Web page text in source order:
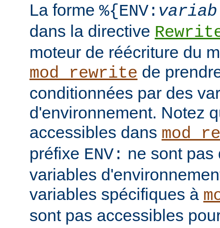
La forme %{ENV:
dans la directive
moteur de réécriture du
mod_rewrite de
conditionnées par des
d'environnement. Notez
accessibles dans
préfixe ENV: ne sont pas
variables
variables spécifiques à
sont pas accessibles